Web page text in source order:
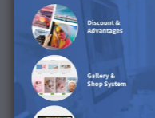
Ficheiro PDF
Para exportares o teu
melhores resultados,
Digital. Podes
trabalho
. Depois